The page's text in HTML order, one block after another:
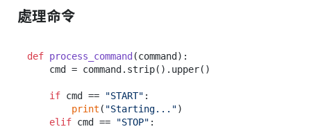
處理命令
def process_command (command ):
if cmd == "START" :
print ( "Starting...")
elif cmd == "STOP" :